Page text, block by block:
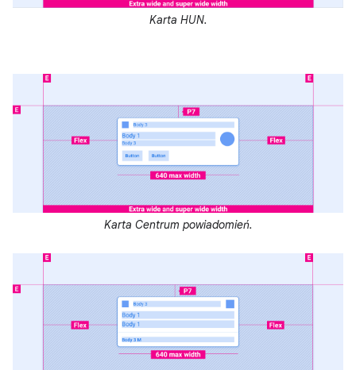
Karta HUN.
Karta Centrum powiadomień.